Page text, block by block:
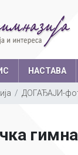
НАСТАВА
ДОГАЂАЈИ-